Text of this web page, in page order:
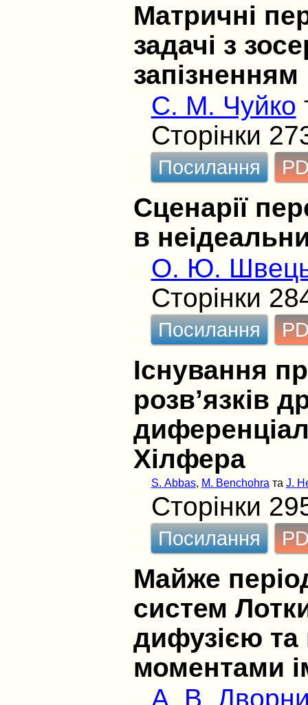
Матричні
задачі з
запізненням
С. М. Чуйко
Сторінки
Посилання
Сценарії
в
О. Ю.
Сторінки
Посилання
Існування
розв’язків
Хілфера
S. Abbas, M. Benchohra та J.
Сторінки
Посилання
Майже
систем
дифузією
моментами
А. В.